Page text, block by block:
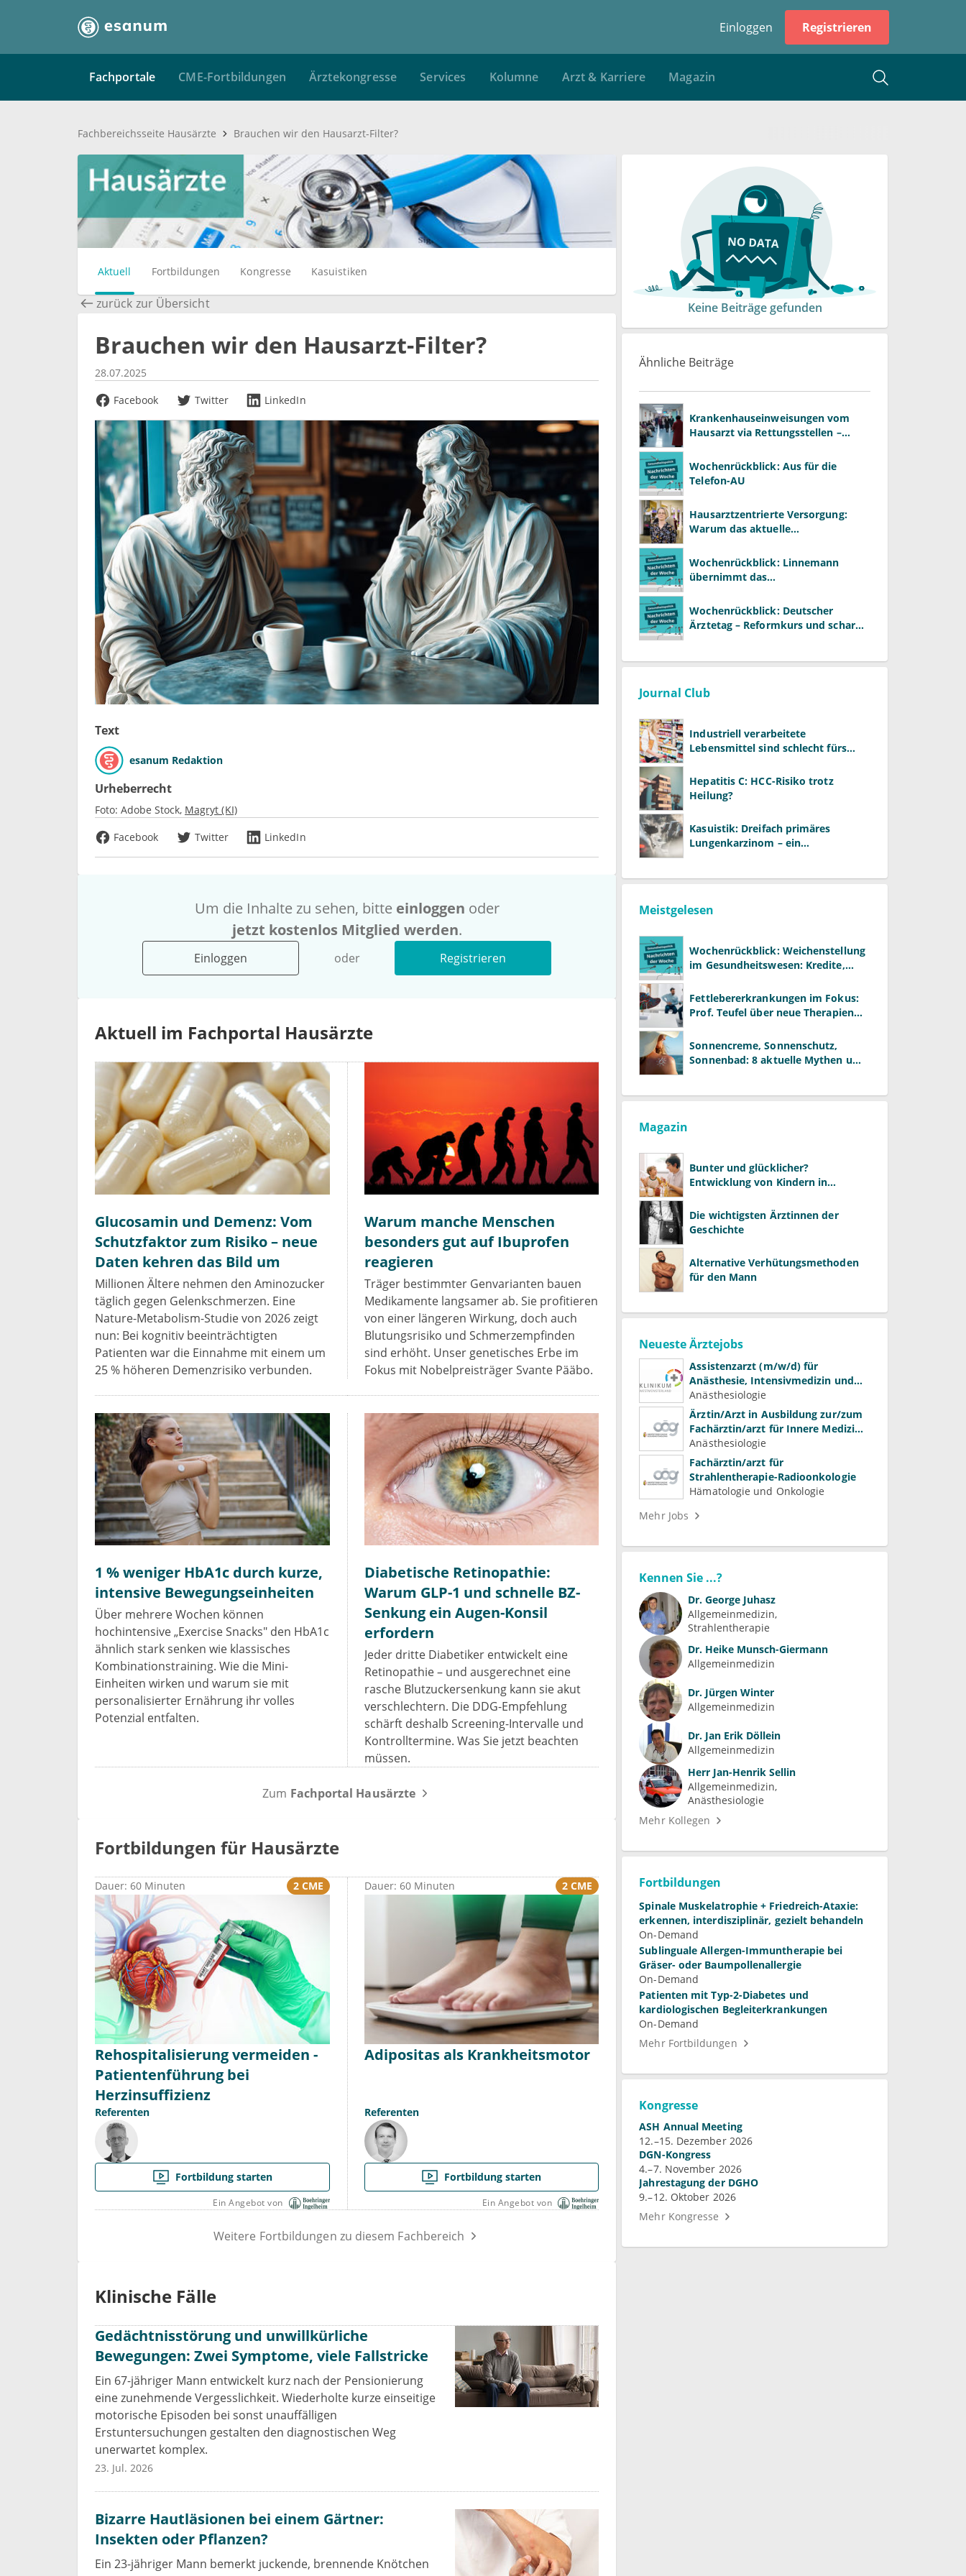
Einloggen Registrieren
Fachportale CME-Fortbildungen Ärztekongresse Services Kolumne Arzt & Karriere Magazin
Fachbereichsseite Hausärzte Brauchen wir den Hausarzt-Filter?
Aktuell Fortbildungen Kongresse Kasuistiken
zurück zur Übersicht
Brauchen wir den Hausarzt-Filter?
28.07.2025
Facebook
Twitter LinkedIn
Text
esanum Redaktion
Urheberrecht
Foto: Adobe Stock Magryt (KI)
Facebook
Twitter LinkedIn
Um die Inhalte zu sehen, bitte einloggen oder
jetzt kostenlos Mitglied werden.
Einloggen oder Registrieren
Aktuell im Fachportal Hausärzte
Glucosamin und Demenz: Vom
Schutzfaktor zum Risiko – neue
Daten kehren das Bild um
Millionen Ältere nehmen den Aminozucker
täglich gegen Gelenkschmerzen. Eine
Nature-Metabolism-Studie von 2026 zeigt
nun: Bei kognitiv beeinträchtigten
Patienten war die Einnahme mit einem um
25 % höheren Demenzrisiko verbunden.
Warum manche Menschen
besonders gut auf Ibuprofen
reagieren
Träger bestimmter Genvarianten bauen
Medikamente langsamer ab. Sie profitieren
von einer längeren Wirkung, doch auch
Blutungsrisiko und Schmerzempfinden
sind erhöht. Unser genetisches Erbe im
Fokus mit Nobelpreisträger Svante Pääbo.
1 % weniger HbA1c durch kurze,
intensive Bewegungseinheiten
Über mehrere Wochen können
hochintensive „Exercise Snacks" den HbA1c
ähnlich stark senken wie klassisches
Kombinationstraining. Wie die Mini-
Einheiten wirken und warum sie mit
personalisierter Ernährung ihr volles
Potenzial entfalten.
Diabetische Retinopathie:
Warum GLP-1 und schnelle BZ-
Senkung ein Augen-Konsil
erfordern
Jeder dritte Diabetiker entwickelt eine
Retinopathie – und ausgerechnet eine
rasche Blutzuckersenkung kann sie akut
verschlechtern. Die DDG-Empfehlung
schärft deshalb Screening-Intervalle und
Kontrolltermine. Was Sie jetzt beachten
müssen.
Zum Fachportal Hausärzte
Fortbildungen für Hausärzte
Dauer: 60 Minuten 2 CME
Rehospitalisierung vermeiden -
Patientenführung bei
Herzinsuffizienz
Referenten
Fortbildung starten
Ein Angebot von
Dauer: 60 Minuten 2 CME
Adipositas als Krankheitsmotor
Referenten
Fortbildung starten
Ein Angebot von
Weitere Fortbildungen zu diesem Fachbereich
Klinische Fälle
Gedächtnisstörung und unwillkürliche
Bewegungen: Zwei Symptome, viele Fallstricke
Ein 67-jähriger Mann entwickelt kurz nach der Pensionierung
eine zunehmende Vergesslichkeit. Wiederholte kurze einseitige
motorische Episoden bei sonst unauffälligen
Erstuntersuchungen gestalten den diagnostischen Weg
unerwartet komplex.
23. Jul. 2026
Bizarre Hautläsionen bei einem Gärtner:
Insekten oder Pflanzen?
Ein 23-jähriger Mann bemerkt juckende, brennende Knötchen
Keine Beiträge gefunden
Ähnliche Beiträge
Krankenhauseinweisungen vom
Hausarzt via Rettungsstellen –
Wochenrückblick: Aus für die
Telefon-AU
Hausarztzentrierte Versorgung:
Warum das aktuelle
Primärversorgung ausbremst
Wochenrückblick: Linnemann
übernimmt das
Warken
Wochenrückblick: Deutscher
Ärztetag – Reformkurs und scharfe
Journal Club
Industriell verarbeitete
Lebensmittel sind schlecht fürs
Hepatitis C: HCC-Risiko trotz
Heilung?
Kasuistik: Dreifach primäres
Lungenkarzinom – ein
Meistgelesen
Wochenrückblick: Weichenstellung
im Gesundheitswesen: Kredite,
Fettlebererkrankungen im Fokus:
Prof. Teufel über neue Therapien
Sonnencreme, Sonnenschutz,
Sonnenbad: 8 aktuelle Mythen und
Magazin
Bunter und glücklicher?
Entwicklung von Kindern in
Die wichtigsten Ärztinnen der
Geschichte
Alternative Verhütungsmethoden
für den Mann
Neueste Ärztejobs
Assistenzarzt (m/w/d) für
Anästhesie, Intensivmedizin und
Schmerztherapie
Anästhesiologie
Ärztin/Arzt in Ausbildung zur/zum
Fachärztin/arzt für Innere Medizin
(Kardiologie, Nephrologie,
Intensivmedizin)
Anästhesiologie
Fachärztin/arzt für
Strahlentherapie-Radioonkologie
Hämatologie und Onkologie
Mehr Jobs
Kennen Sie ...?
Dr. George Juhasz
Allgemeinmedizin
Strahlentherapie
Dr. Heike Munsch-Giermann
Allgemeinmedizin
Dr. Jürgen Winter
Allgemeinmedizin
Dr. Jan Erik Döllein
Allgemeinmedizin
Herr Jan-Henrik Sellin
Allgemeinmedizin
Anästhesiologie
Mehr Kollegen
Fortbildungen
Spinale Muskelatrophie + Friedreich-Ataxie:
erkennen, interdisziplinär, gezielt behandeln
On-Demand
Sublinguale Allergen-Immuntherapie bei
Gräser- oder Baumpollenallergie
On-Demand
Patienten mit Typ-2-Diabetes und
kardiologischen Begleiterkrankungen
On-Demand
Mehr Fortbildungen
Kongresse
ASH Annual Meeting
12.–15. Dezember 2026
DGN-Kongress
4.–7. November 2026
Jahrestagung der DGHO
9.–12. Oktober 2026
Mehr Kongresse